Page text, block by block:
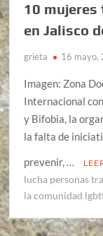
10 mujeres
en Jalisco
grieta 16 mayo,
Imagen: Zona
Internacional
y Bifobia, la
la falta de
prevenir, …
lucha personas
la comunidad